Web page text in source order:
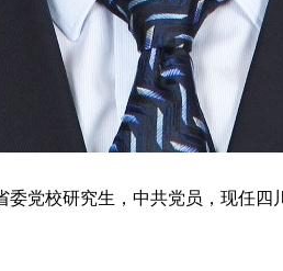
委党校研究生，中共党员，现任四